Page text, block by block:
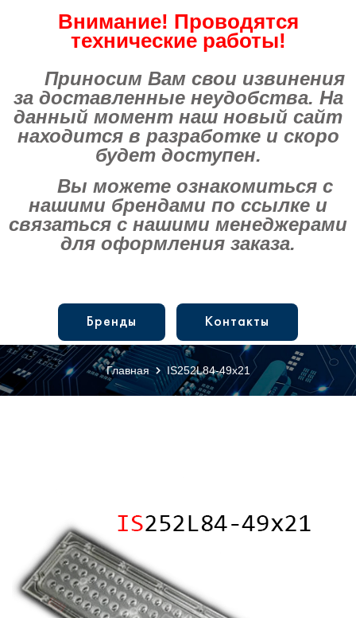
Внимание! Проводятся
технические работы!
Приносим Вам свои извинения
за доставленные неудобства. На
данный момент наш новый сайт
находится в разработке и скоро
будет доступен.
Вы можете ознакомиться с
нашими брендами по ссылке и
связаться с нашими менеджерами
для оформления заказа.
Бренды Контакты
Главная IS252L84-49x21